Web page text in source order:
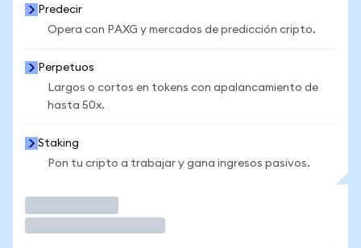
Predecir
Opera con PAXG y mercados de predicción cripto.
Perpetuos
Largos o cortos en tokens con apalancamiento de
hasta 50x.
Staking
Pon tu cripto a trabajar y gana ingresos pasivos.